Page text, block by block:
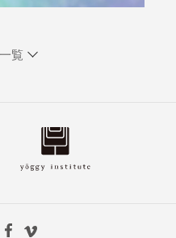
覧